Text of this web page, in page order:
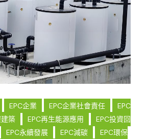
EPC企業 EPC企業社會責任
EPC
築 EPC再生能源應用
EPC投資回
EPC永續發展 EPC減碳
EPC環保